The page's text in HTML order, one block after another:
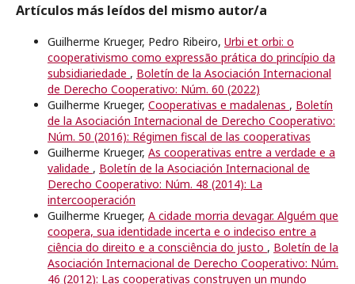
Artículos más leídos del mismo autor/a
Guilherme Krueger, Pedro Ribeiro, Urbi et orbi: o
cooperativismo como expressão prática do princípio da
subsidiariedade , Boletín de la Asociación Internacional
de Derecho Cooperativo: Núm. 60 (2022)
Guilherme Krueger, Cooperativas e madalenas , Boletín
de la Asociación Internacional de Derecho Cooperativo:
Núm. 50 (2016): Régimen fiscal de las cooperativas
Guilherme Krueger, As cooperativas entre a verdade e a
validade , Boletín de la Asociación Internacional de
Derecho Cooperativo: Núm. 48 (2014): La
intercooperación
Guilherme Krueger, A cidade morria devagar. Alguém que
coopera, sua identidade incerta e o indeciso entre a
ciência do direito e a consciência do justo , Boletín de la
Asociación Internacional de Derecho Cooperativo: Núm.
46 (2012): Las cooperativas construyen un mundo